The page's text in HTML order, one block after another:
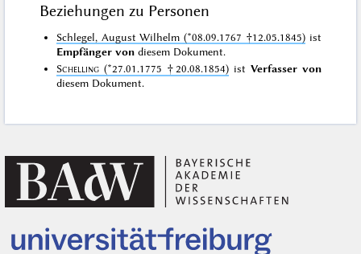
Beziehungen zu Personen
Schlegel, August Wilhelm (*08.09.1767 †12.05.1845) ist
Empfänger von diesem Dokument.
Schelling (*27.01.1775 †20.08.1854)ist Verfasser von
diesem Dokument.